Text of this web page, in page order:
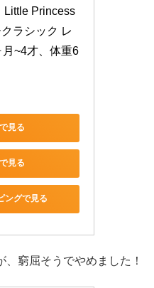
Little Princess
ラシック レ
月~4才、体重6
見る
見る
ングで見る
窮屈そうでやめました！